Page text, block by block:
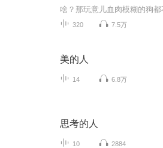
320 7.5万
美的人
14 6.8万
思考的人
10 2884